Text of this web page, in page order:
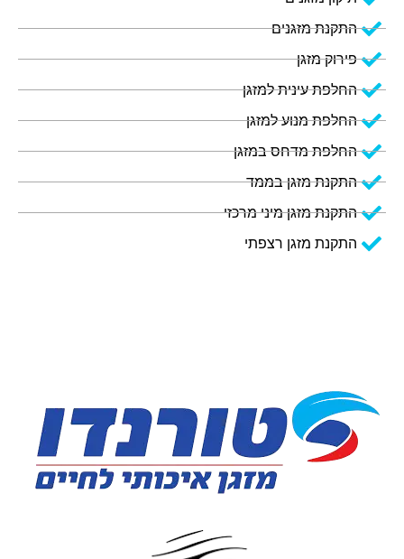
התקנת מזגנים
פירוק מזגן
החלפת עינית למזגן
החלפת מנוע למזגן
החלפת מדחס במזגן
התקנת מזגן בממד
התקנת מזגן מיני מרכזי
התקנת מזגן רצפתי